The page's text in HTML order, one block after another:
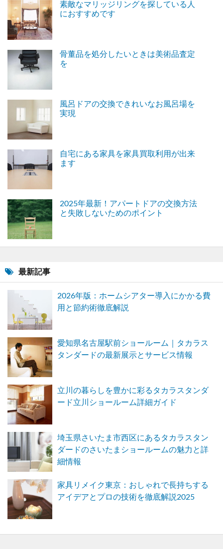
素敵なマリッジリングを探している人
におすすめです
骨董品を処分したいときは美術品査定
を
風呂ドアの交換できれいなお風呂場を
実現
自宅にある家具を家具買取利用が出来
ます
2025年最新！アパートドアの交換方法
と失敗しないためのポイント
最新記事
2026年版：ホームシアター導入にかかる費
用と節約術徹底解説
愛知県名古屋駅前ショールーム｜タカラス
タンダードの最新展示とサービス情報
立川の暮らしを豊かに彩るタカラスタンダ
ード立川ショールーム詳細ガイド
埼玉県さいたま市西区にあるタカラスタン
ダードのさいたまショールームの魅力と詳
細情報
家具リメイク東京：おしゃれで長持ちする
アイデアとプロの技術を徹底解説2025